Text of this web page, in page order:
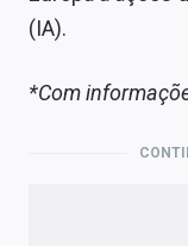
(IA).
*Com